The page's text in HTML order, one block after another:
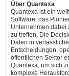
Über Quantexa
Quantexa ist ein
Software, das
Unternehmen dabei
zu treffen. Die
Daten in
Entscheidungen,
öffentlichen Sektor
Quantexa, um sich
komplexe